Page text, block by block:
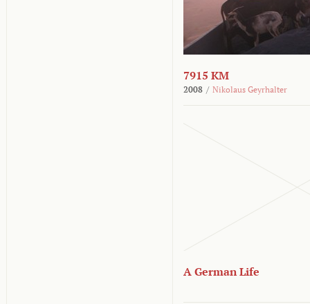
7915 KM
2008 / Nikolaus Geyrhalter
A German Life